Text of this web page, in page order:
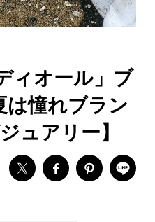
ィオール」ブ
は憧れブラン
ュアリー】